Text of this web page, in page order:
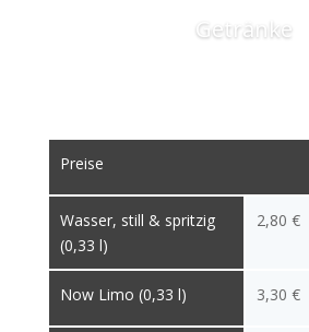
Getränke
Wasser, still & spritzig
(0,33 l)
Now Limo (0,33 l)
Preise
2,80 €
3,30 €